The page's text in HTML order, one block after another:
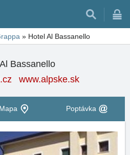
» Hotel Al Bassanello
Bassanello
www.alpske.sk
Mapa Poptávka